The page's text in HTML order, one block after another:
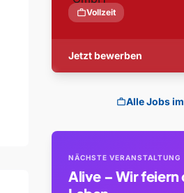
workVollzeit
Jetzt bewerben
workAlle Jobs
NÄCHSTE VERANSTALTUNG
Alive – Wir feiern